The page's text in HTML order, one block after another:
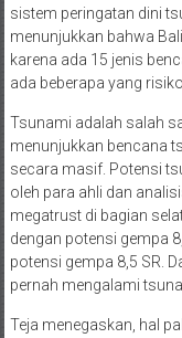
sistem peringatan dini
menunjukkan bahwa
karena ada 15 jenis
ada beberapa yang
Tsunami adalah salah
menunjukkan bencana
secara masif. Potensi
oleh para ahli dan
megatrust di bagian
dengan potensi gempa
potensi gempa 8,5 SR.
pernah mengalami
Teja menegaskan, hal